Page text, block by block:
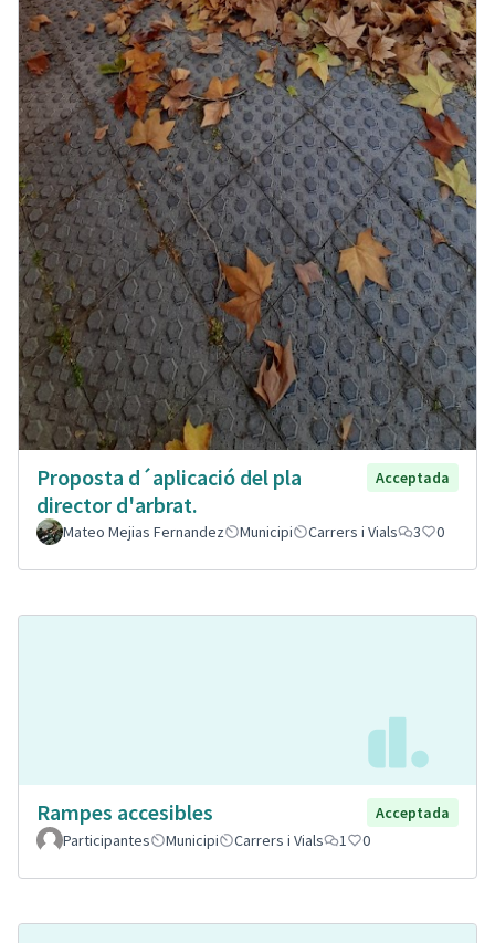
Proposta d´aplicació del pla
director d'arbrat.
Acceptada
Mateo Mejias Fernandez Municipi Carrers i Vials 3 0
Rampes accesibles
Acceptada
Participantes
Municipi Carrers i Vials 1 0